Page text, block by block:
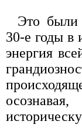
Это были
30-е годы в
энергия